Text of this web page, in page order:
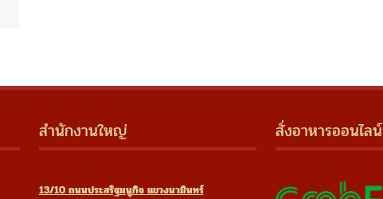
สำนักงานใหญ่
13/10 ถนนประสริฐมนูกิจ แขวงนวมินทร์
สั่งอาหารออนไลน์